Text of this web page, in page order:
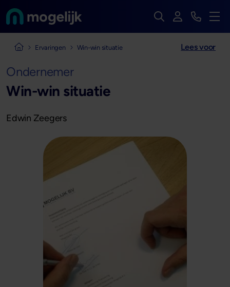
Naar de homepage van Zoek op de hele
InloggenBekijk
Menu
Naar de homepage van Mogelijk
Ervaringen Win-win situatie Lees voor
Ondernemer
Win-win situatie
Edwin Zeegers